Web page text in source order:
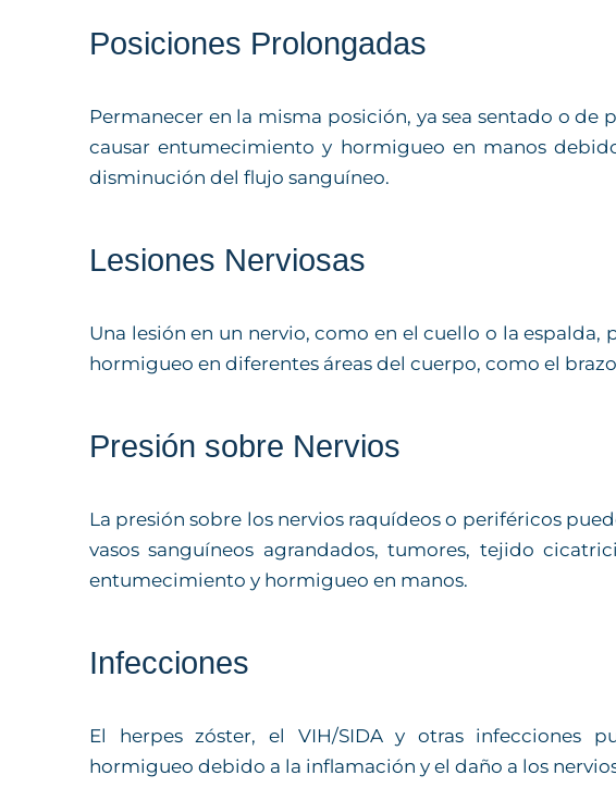
Posiciones Prolongadas
Permanecer en la misma posición, ya sea sentado o de
causar entumecimiento y hormigueo en manos
disminución del flujo sanguíneo.
Lesiones Nerviosas
Una lesión en un nervio, como en el cuello o la
hormigueo en diferentes áreas del cuerpo, como el
Presión sobre Nervios
La presión sobre los nervios raquídeos o periféricos
vasos sanguíneos agrandados, tumores, tejido
entumecimiento y hormigueo en manos.
Infecciones
El herpes zóster, el VIH/SIDA y otras infecciones
hormigueo debido a la inflamación y el daño a los